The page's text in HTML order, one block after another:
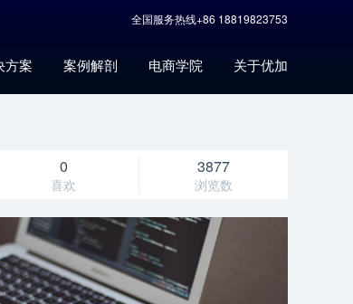
全国服务热线+86 18819823753
方案 案例解剖 电商学院 关于优加
0
喜欢
3877
浏览数